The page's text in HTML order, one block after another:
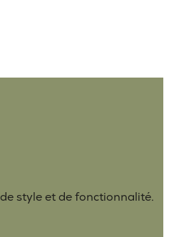
style et de fonctionnalité.